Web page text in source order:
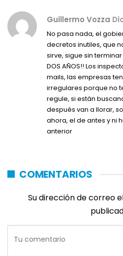
Guillermo Vozza
No pasa nada, el
decretos inutiles, que
sirve, sigue sin
DOS AÑOS!! Los
mails, las empresas
irregulares porque no
regule, si están
después van a llorar,
ahora, el de antes y ni
anterior
COMENTARIOS
Su dirección de correo